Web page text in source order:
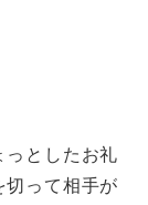
っとしたお礼
切って相手が